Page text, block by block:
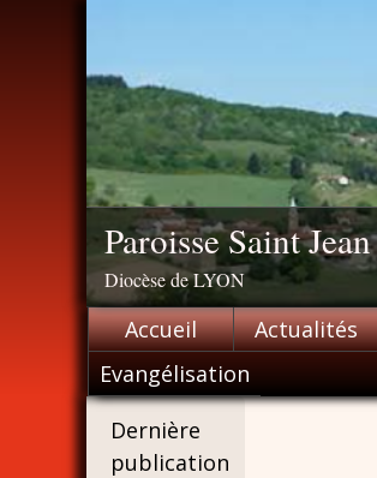
Paroisse Saint
Diocèse de LYON
Accueil Actualités
Evangélisation
Dernière
publication